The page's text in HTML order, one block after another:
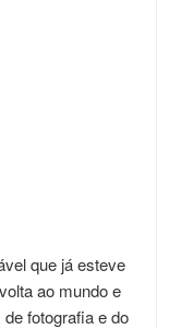
que já esteve
ao mundo e
fotografia e do